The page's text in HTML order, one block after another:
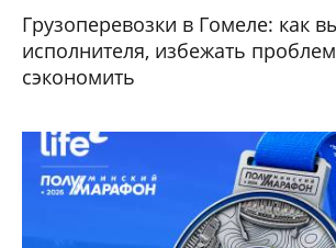
Грузоперевозки в Гомеле: как
исполнителя, избежать
сэкономить